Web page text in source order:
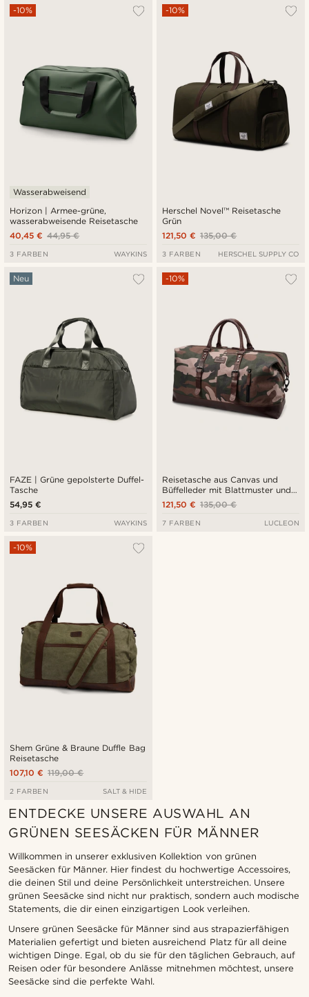
Horizon | Armee-grüne,
wasserabweisende Reisetasche
-10%
Wasserabweisend
44,95 €
40,45 €
3 FARBEN WAYKINS
Herschel Novel™ Reisetasche
Grün
-10%
135,00 €
121,50 €
3 FARBEN HERSCHEL SUPPLY CO
FAZE | Grüne gepolsterte Duffel-
Tasche
Neu
54,95 €
3 FARBEN WAYKINS
Reisetasche aus Canvas und
Büffelleder mit Blattmuster und
Camouflage-Muster
-10%
135,00 €
121,50 €
7 FARBEN LUCLEON
Shem Grüne & Braune Duffle Bag
Reisetasche
-10%
119,00 €
107,10 €
2 FARBEN SALT & HIDE
ENTDECKE UNSERE AUSWAHL AN
GRÜNEN SEESÄCKEN FÜR MÄNNER
Willkommen in unserer exklusiven Kollektion von grünen
Seesäcken für Männer. Hier findest du hochwertige Accessoires,
die deinen Stil und deine Persönlichkeit unterstreichen. Unsere
grünen Seesäcke sind nicht nur praktisch, sondern auch modische
Statements, die dir einen einzigartigen Look verleihen.
Unsere grünen Seesäcke für Männer sind aus strapazierfähigen
Materialien gefertigt und bieten ausreichend Platz für all deine
wichtigen Dinge. Egal, ob du sie für den täglichen Gebrauch, auf
Reisen oder für besondere Anlässe mitnehmen möchtest, unsere
Seesäcke sind die perfekte Wahl.